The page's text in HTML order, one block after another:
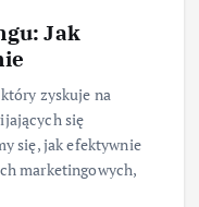
Jak
zyskuje na
się
się, jak efektywnie
marketingowych,